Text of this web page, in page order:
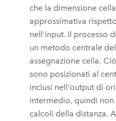
che la dimensione
approssimativa
nell'input. Il processo
un metodo centrale
assegnazione cella.
sono posizionati al
inclusi nell'output di
intermedio, quindi
calcoli della distanza.